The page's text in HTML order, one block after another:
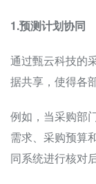
1.预测计划协同
通过甄云科技的
据共享，使得各
例如，当采购部
需求、采购预算
同系统进行核对